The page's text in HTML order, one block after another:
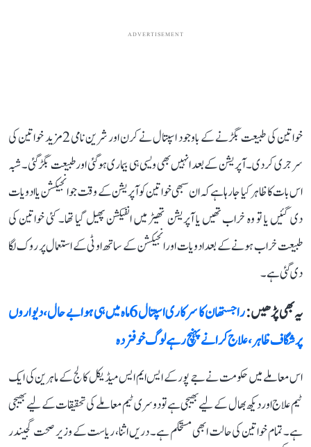
ADVERTISEMENT
خواتین کی طبیعت بگڑنے کے باوجود اسپتال نے کرن اور شرین نامی 2 مزید خواتین کی
سرجری کردی۔ آپریشن کے بعد انہیں بھی ویسی ہی بیماری ہوگئی اور طبیعت بگڑ گئی۔ شبہ
اس بات کا ظاہر کیا جارہا ہے کہ ان سبھی خواتین کو آپریشن کے وقت جو انجیکشن یا ادویات
دی گئیں یا تو وہ خراب تھیں یا آپریشن تھیٹر میں انفیکشن پھیل گیا تھا۔ کئی خواتین کی
طبیعت خراب ہونے کے بعد ادویات اور انجیکشن کے ساتھ او ٹی کے استعمال پر روک لگا
دی گئی ہے۔
یہ بھی پڑھیں :
راجستھان کا سرکاری اسپتال 6 ماہ میں ہی ہوا بے حال، دیواروں
پر شگاف ظاہر، علاج کرانے پہنچ رہے لوگ خوفزدہ
اس معاملے میں حکومت نے جے پور کے ایس ایم ایس میڈیکل کالج کے ماہرین کی ایک
ٹیم علاج اور دیکھ بھال کے لیے بھیجی ہے تو دوسری ٹیم معاملے کی تحقیقات کے لیے بھیجی
ہے۔ تمام خواتین کی حالت ابھی مستحکم ہے۔ دریں اثنا، ریاست کے وزیر صحت گجیندر